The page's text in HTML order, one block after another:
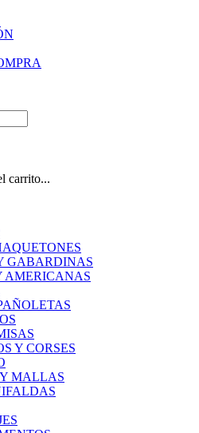
carrito...
GABARDINAS
AMERICANAS
Y CORSES
MALLAS